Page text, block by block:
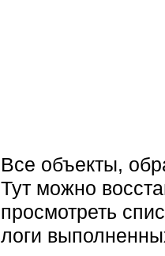
Все объекты,
Тут можно
просмотреть
логи